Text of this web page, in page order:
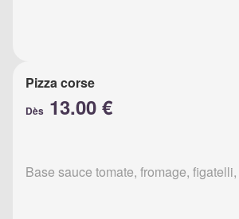
Pizza corse
Dès 13.00 €
Base sauce tomate, fromage,